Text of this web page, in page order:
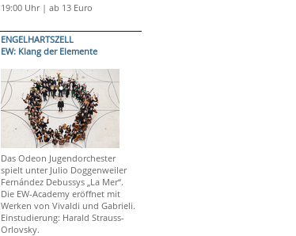
19:00 Uhr | ab 13 Euro
ENGELHARTSZELL
EW: Klang der Elemente
Das Odeon Jugendorchester
spielt unter Julio Doggenweiler
Fernández Debussys „La Mer“.
Die EW-Academy eröffnet mit
Werken von Vivaldi und Gabrieli.
Einstudierung: Harald Strauss-
Orlovsky.